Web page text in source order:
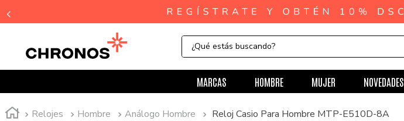
¿Qué estás buscando?
MARCAS HOMBRE MUJER NOVEDADES
Relojes Hombre Análogo Hombre Reloj Casio Para Hombre MTP-E510D-8A